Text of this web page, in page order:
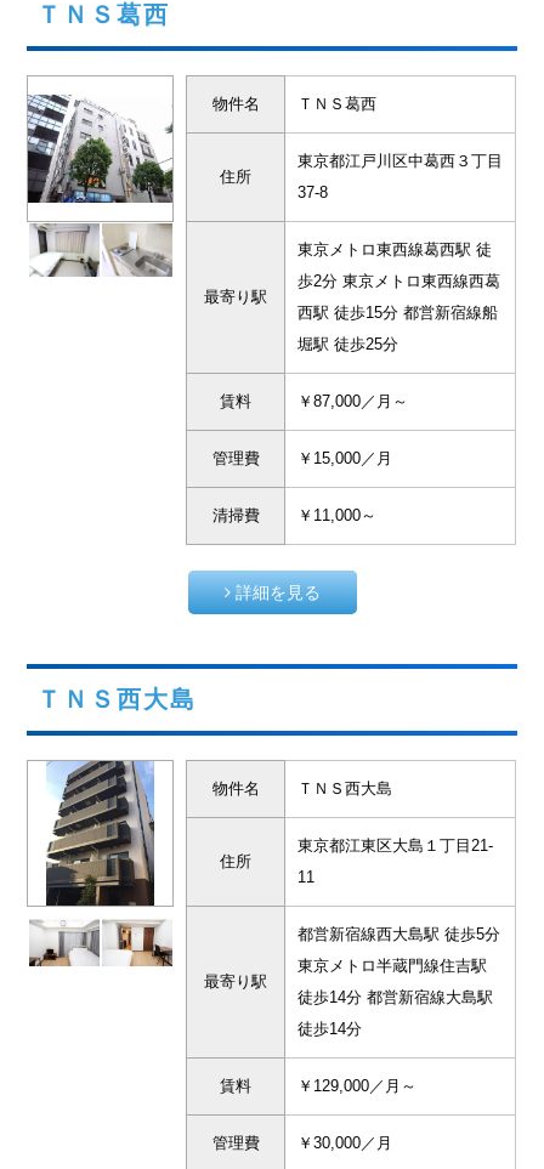
ＴＮＳ葛西
物件名 ＴＮＳ葛西
住所
東京都江戸川区中葛西３丁目
37-8
最寄り駅
東京メトロ東西線葛西駅 徒
歩2分 東京メトロ東西線西葛
西駅 徒歩15分 都営新宿線船
堀駅 徒歩25分
賃料 ￥87,000／月～
管理費 ￥15,000／月
清掃費 ￥11,000～
詳細を見る
ＴＮＳ西大島
物件名 ＴＮＳ西大島
住所
東京都江東区大島１丁目21-
11
最寄り駅
都営新宿線西大島駅 徒歩5分
東京メトロ半蔵門線住吉駅
徒歩14分 都営新宿線大島駅
徒歩14分
賃料 ￥129,000／月～
管理費 ￥30,000／月